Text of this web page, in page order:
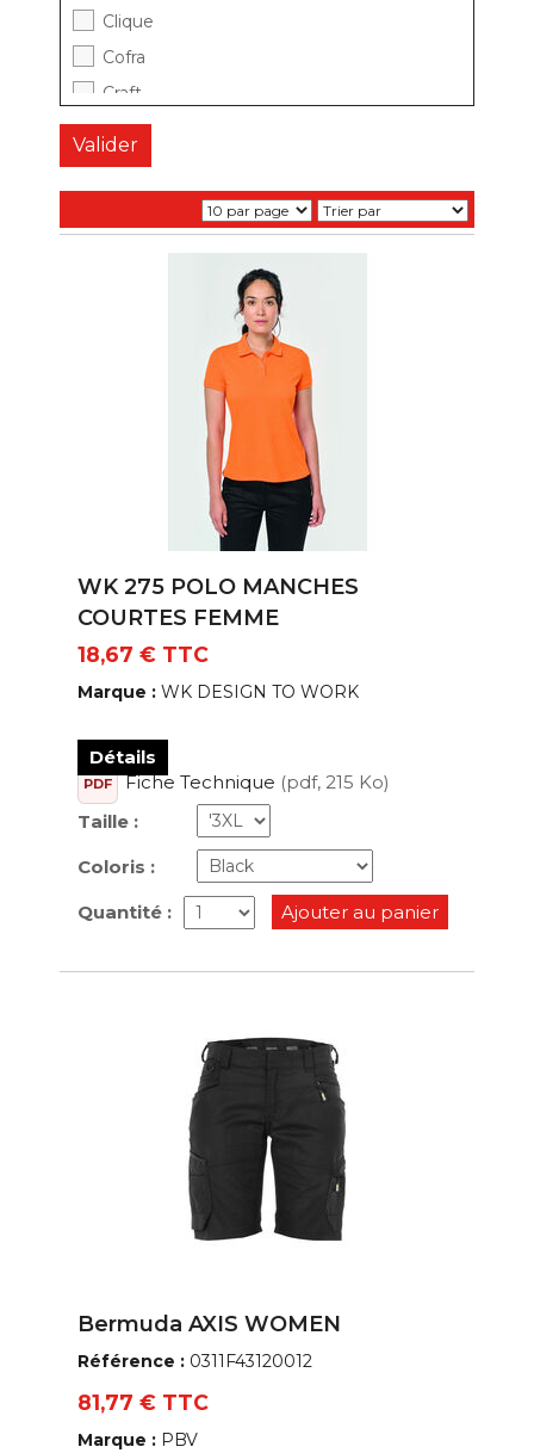
Clique
Cofra
Craft
CUTTER AND BUCK
Dassy
Helly Hansen
NEW BALANCE
Perko
PROACT
PROJOB
Reebok
Robur
Safety Jogger Industrial
Sioen
SYNQ Workwear
T2S
WK 275 POLO MANCHES
COURTES FEMME
18,67 € TTC
Marque : WK DESIGN TO WORK
Détails
PDF Fiche Technique (pdf, 215 Ko)
Taille :
Coloris :
Quantité : Ajouter au panier
Bermuda AXIS WOMEN
Référence : 0311F43120012
81,77 € TTC
Marque : PBV